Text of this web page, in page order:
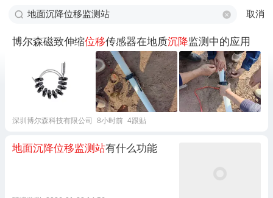
取消
博尔森磁致伸缩位移传感器在地质沉降监测中的应用
深圳博尔森科技有限公司 8小时前 4跟贴
地面沉降位移监测站有什么功能